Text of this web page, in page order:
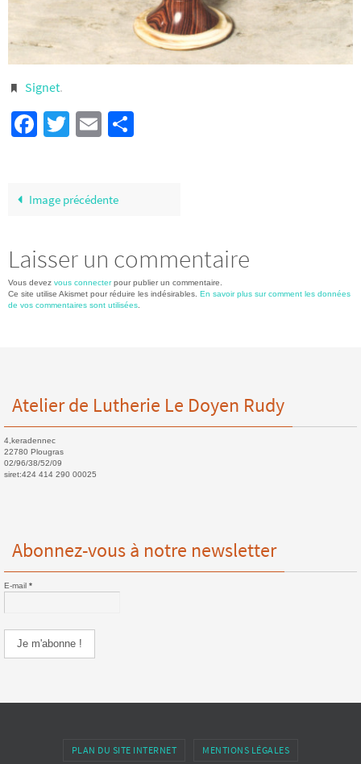
Signet.
Facebook
Twitter
Email
Image précédente
Laisser un commentaire
Vous devez vous connecterpour publier un commentaire.
Ce site utilise Akismet pour réduire les indésirables. En savoir plus sur comment les données
de vos commentaires sont utilisées
Atelier de Lutherie Le Doyen Rudy
4,keradennec
22780 Plougras
02/96/38/52/09
siret:424 414 290 00025
Abonnez-vous à notre newsletter
E-mail *
PLAN DU SITE INTERNET MENTIONS LÉGALES